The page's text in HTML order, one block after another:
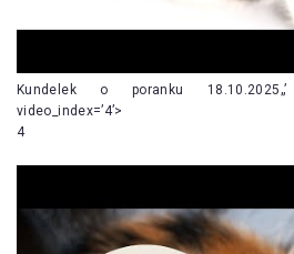
Kundelek o poranku 18.10.2025„’
video_index=’4’>
4